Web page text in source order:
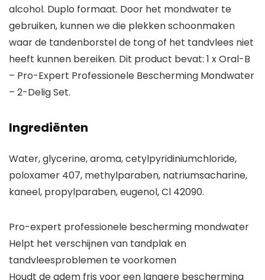
alcohol. Duplo formaat. Door het mondwater te
gebruiken, kunnen we die plekken schoonmaken
waar de tandenborstel de tong of het tandvlees niet
heeft kunnen bereiken. Dit product bevat: 1 x Oral-B
– Pro-Expert Professionele Bescherming Mondwater
– 2-Delig Set.
Ingrediënten
Water, glycerine, aroma, cetylpyridiniumchloride,
poloxamer 407, methylparaben, natriumsacharine,
kaneel, propylparaben, eugenol, Cl 42090.
Pro-expert professionele bescherming mondwater
Helpt het verschijnen van tandplak en
tandvleesproblemen te voorkomen
Houdt de adem fris voor een langere bescherming